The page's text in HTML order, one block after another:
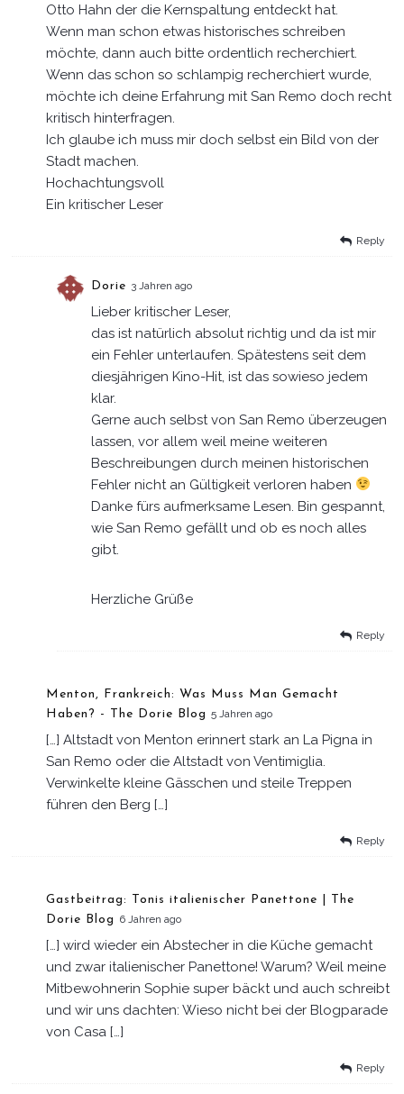
Reply
Otto Hahn der die Kernspaltung entdeckt hat.
Wenn man schon etwas historisches schreiben
möchte, dann auch bitte ordentlich recherchiert.
Wenn das schon so schlampig recherchiert wurde,
möchte ich deine Erfahrung mit San Remo doch recht
kritisch hinterfragen.
Ich glaube ich muss mir doch selbst ein Bild von der
Stadt machen.
Hochachtungsvoll
Ein kritischer Leser
Dorie 3 Jahren ago
Reply
Lieber kritischer Leser,
das ist natürlich absolut richtig und da ist mir
ein Fehler unterlaufen. Spätestens seit dem
diesjährigen Kino-Hit, ist das sowieso jedem
klar.
Gerne auch selbst von San Remo überzeugen
lassen, vor allem weil meine weiteren
Beschreibungen durch meinen historischen
Fehler nicht an Gültigkeit verloren haben
Danke fürs aufmerksame Lesen. Bin gespannt,
wie San Remo gefällt und ob es noch alles
gibt.
Herzliche Grüße
Menton, Frankreich: Was Muss Man Gemacht
Haben? - The Dorie Blog 5 Jahren ago
Reply
[…] Altstadt von Menton erinnert stark an La Pigna in
San Remo oder die Altstadt von Ventimiglia.
Verwinkelte kleine Gässchen und steile Treppen
führen den Berg […]
Gastbeitrag: Tonis italienischer Panettone | The
Dorie Blog 6 Jahren ago
Reply
[…] wird wieder ein Abstecher in die Küche gemacht
und zwar italienischer Panettone! Warum? Weil meine
Mitbewohnerin Sophie super bäckt und auch schreibt
und wir uns dachten: Wieso nicht bei der Blogparade
von Casa […]